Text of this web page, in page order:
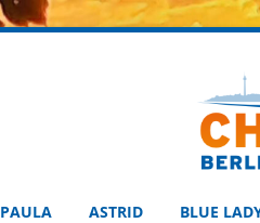
PAULA ASTRID BLUE